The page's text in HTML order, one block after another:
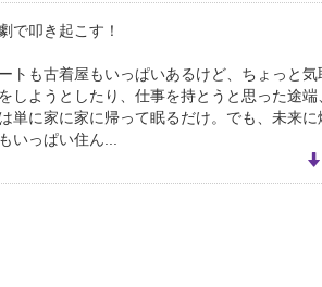
で叩き起こす！
トも古着屋もいっぱいあるけど、ちょっと気
しようとしたり、仕事を持とうと思った途
単に家に家に帰って眠るだけ。でも、未来
いっぱい住ん...